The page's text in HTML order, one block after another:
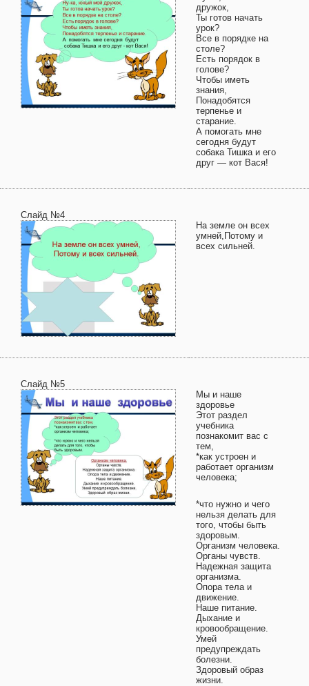
дружок,
Ты готов начать
урок?
Все в порядке на
столе?
Есть порядок в
голове?
Чтобы иметь
знания,
Понадобятся
терпенье и
старание.
А помогать мне
сегодня будут
собака Тишка и его
друг — кот Вася!
Слайд №4
На земле он всех
умней,Потому и
всех сильней.
Слайд №5
Мы и наше
здоровье
Этот раздел
учебника
познакомит вас с
тем,
*как устроен и
работает организм
человека;
*что нужно и чего
нельзя делать для
того, чтобы быть
здоровым.
Организм человека.
Органы чувств.
Надежная защита
организма.
Опора тела и
движение.
Наше питание.
Дыхание и
кровообращение.
Умей
предупреждать
болезни.
Здоровый образ
жизни.